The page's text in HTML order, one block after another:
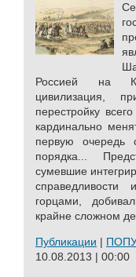
Россией на
цивилизация,
перестройку
кардинально
первую очередь
порядка...
сумевшие
горцами,
крайне сложном
Публикации |
10.08.2013 | 00:00